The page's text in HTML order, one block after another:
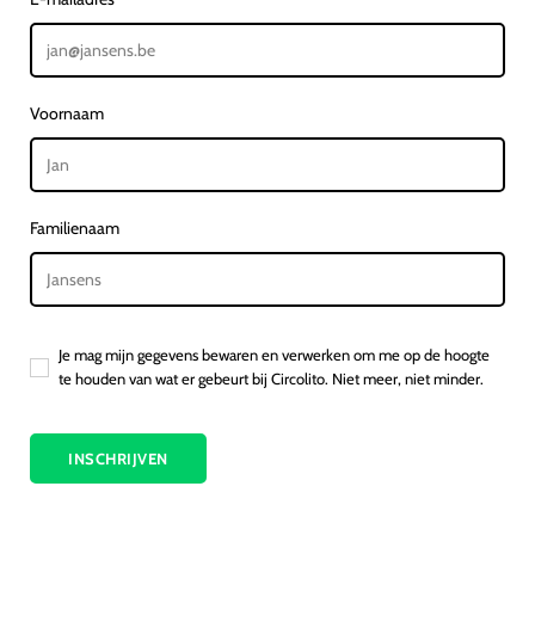
Voornaam
Familienaam
Je mag mijn gegevens bewaren en verwerken om me op de hoogte
te houden van wat er gebeurt bij Circolito. Niet meer, niet minder.
INSCHRIJVEN